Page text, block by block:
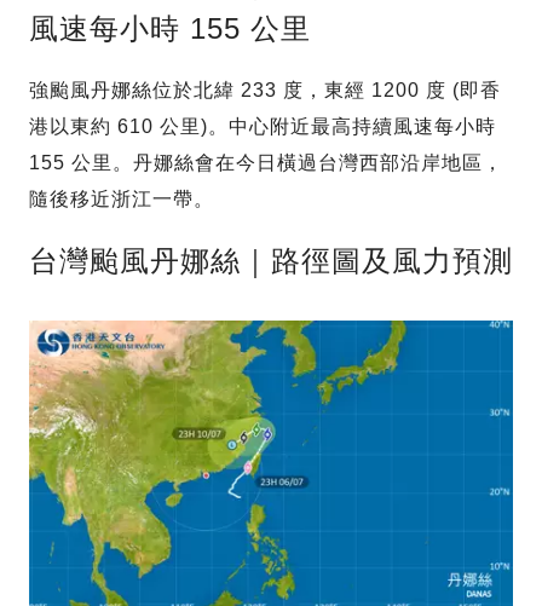
風速每小時 155 公里
強颱風丹娜絲位於北緯 233 度，東經 1200 度 (即香
港以東約 610 公里)。中心附近最高持續風速每小時
155 公里。丹娜絲會在今日橫過台灣西部沿岸地區，
隨後移近浙江一帶。
台灣颱風丹娜絲｜路徑圖及風力預測